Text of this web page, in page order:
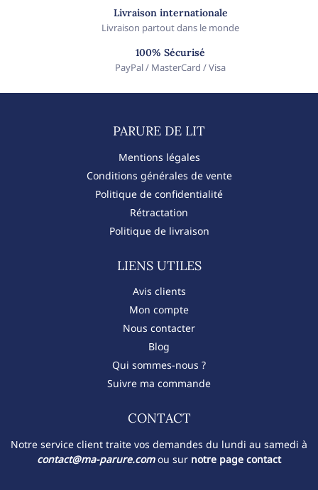
Livraison internationale
Livraison partout dans le monde
100% Sécurisé
PayPal / MasterCard / Visa
PARURE DE LIT​
Mentions légales
Conditions générales de vente
Politique de confidentialité
Rétractation
Politique de livraison
LIENS UTILES
Avis clients
Mon compte
Nous contacter
Blog
Qui sommes-nous ?
Suivre ma commande
CONTACT​
Notre service client traite vos demandes du lundi au samedi à
contact@ma-parure.comou sur notre page contact